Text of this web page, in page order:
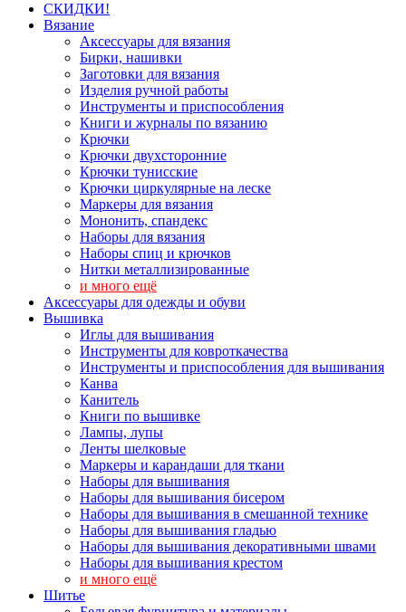
СКИДКИ!
Вязание
Аксессуары для вязания
Бирки, нашивки
Заготовки для вязания
Изделия ручной работы
Инструменты и приспособления
Книги и журналы по вязанию
Крючки
Крючки двухсторонние
Крючки тунисские
Крючки циркулярные на леске
Маркеры для вязания
Мононить, спандекс
Наборы для вязания
Наборы спиц и крючков
Нитки металлизированные
и много ещё
Аксессуары для одежды и обуви
Вышивка
Иглы для вышивания
Инструменты для ковроткачества
Инструменты и приспособления для вышивания
Канва
Канитель
Книги по вышивке
Лампы, лупы
Ленты шелковые
Маркеры и карандаши для ткани
Наборы для вышивания
Наборы для вышивания бисером
Наборы для вышивания в смешанной технике
Наборы для вышивания гладью
Наборы для вышивания декоративными швами
Наборы для вышивания крестом
и много ещё
Шитье